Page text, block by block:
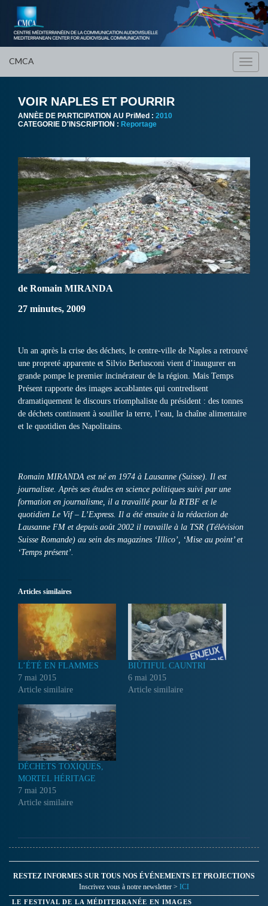
CMCA
VOIR NAPLES ET POURRIR
ANNÈE DE PARTICIPATION AU PriMed : 2010
CATEGORIE D'INSCRIPTION : Reportage
de Romain MIRANDA
27 minutes, 2009
Un an après la crise des déchets, le centre-ville de Naples a retrouvé
une propreté apparente et Silvio Berlusconi vient d’inaugurer en
grande pompe le premier incinérateur de la région. Mais Temps
Présent rapporte des images accablantes qui contredisent
dramatiquement le discours triomphaliste du président : des tonnes
de déchets continuent à souiller la terre, l’eau, la chaîne alimentaire
et le quotidien des Napolitains.
Romain MIRANDA est né en 1974 à Lausanne (Suisse). Il est
journaliste. Après ses études en science politiques suivi par une
formation en journalisme, il a travaillé pour la RTBF et le
quotidien Le Vif – L’Express. Il a été ensuite à la rédaction de
Lausanne FM et depuis août 2002 il travaille à la TSR (Télévision
Suisse Romande) au sein des magazines ‘Illico’, ‘Mise au point’ et
‘Temps présent’.
Articles similaires
L’ÉTÉ EN FLAMMES
7 mai 2015
Article similaire
BIÙTIFUL CAUNTRI
6 mai 2015
Article similaire
DÉCHETS TOXIQUES,
MORTEL HÉRITAGE
7 mai 2015
Article similaire
RESTEZ INFORMES SUR TOUS NOS ÉVÉNEMENTS ET PROJECTIONS
Inscrivez vous à notre newsletter > ICI
LE FESTIVAL DE LA MÉDITERRANÉE EN IMAGES